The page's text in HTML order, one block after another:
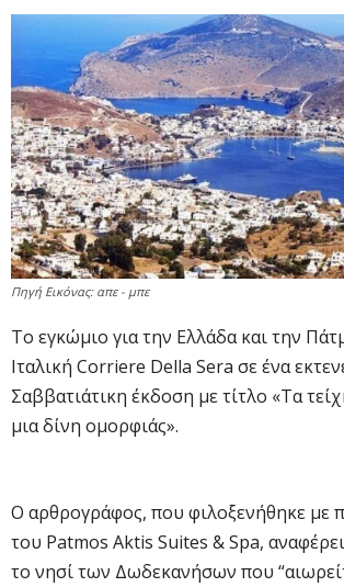
Πηγή Εικόνας: απε - μπε
Το εγκώμιο για την Ελλάδα και την
Ιταλική Corriere Della Sera σε ένα
Σαββατιάτικη έκδοση με τίτλο «Τα
μια δίνη ομορφιάς».
Ο αρθρογράφος, που φιλοξενήθηκε με
του Patmos Aktis Suites & Spa,
το νησί των Δωδεκανήσων που